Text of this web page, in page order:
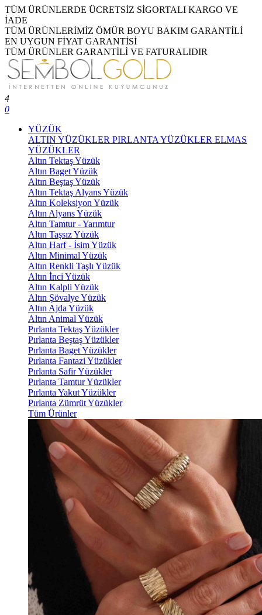
TÜM ÜRÜNLERDE ÜCRETSİZ SİGORTALI KARGO VE
İADE
TÜM ÜRÜNLERİMİZ ÖMÜR BOYU BAKIM GARANTİLİ
EN UYGUN FİYAT GARANTİSİ
TÜM ÜRÜNLER GARANTİLİ VE FATURALIDIR
4
0
YÜZÜK
ALTIN YÜZÜKLER PIRLANTA YÜZÜKLER ELMAS
YÜZÜKLER
Altın Tektaş Yüzük
Altın Baget Yüzük
Altın Beştaş Yüzük
Altın Tektaş Alyans Yüzük
Altın Koleksiyon Yüzük
Altın Alyans Yüzük
Altın Tamtur - Yarımtur
Altın Taşsız Yüzük
Altın Harf - İsim Yüzük
Altın Minimal Yüzük
Altın Renkli Taşlı Yüzük
Altın İnci Yüzük
Altın Kalpli Yüzük
Altın Şövalye Yüzük
Altın Ajda Yüzük
Altın Animal Yüzük
Pırlanta Tektaş Yüzükler
Pırlanta Beştaş Yüzükler
Pırlanta Baget Yüzükler
Pırlanta Fantazi Yüzükler
Pırlanta Safir Yüzükler
Pırlanta Tamtur Yüzükler
Pırlanta Yakut Yüzükler
Pırlanta Zümrüt Yüzükler
Tüm Ürünler